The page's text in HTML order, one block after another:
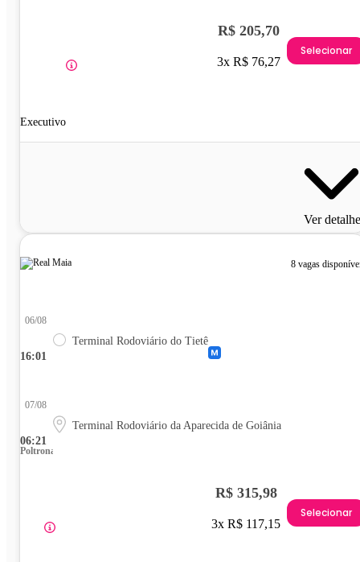
Executivo
R$ 205,70
3x R$ 76,27
Selecionar
Ver
8 vagas
16:01
06/08
Terminal Rodoviário do Tietê
06:21
07/08
Terminal Rodoviário da Aparecida de Goiânia
Poltrona
R$ 315,98
3x R$ 117,15
Selecionar